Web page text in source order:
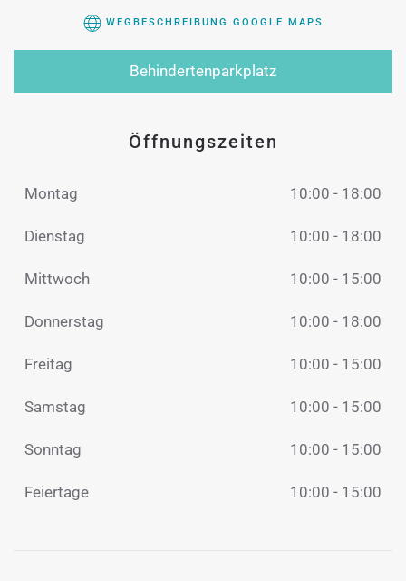
WEGBESCHREIBUNG GOOGLE MAPS
Behindertenparkplatz
Öffnungszeiten
Montag 10:00 - 18:00
Dienstag 10:00 - 18:00
Mittwoch 10:00 - 15:00
Donnerstag 10:00 - 18:00
Freitag 10:00 - 15:00
Samstag 10:00 - 15:00
Sonntag 10:00 - 15:00
Feiertage 10:00 - 15:00